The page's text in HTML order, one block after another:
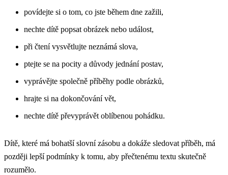
povídejte si o tom, co jste během dne zažili,
nechte dítě popsat obrázek nebo událost,
při čtení vysvětlujte neznámá slova,
ptejte se na pocity a důvody jednání postav,
vyprávějte společně příběhy podle obrázků,
hrajte si na dokončování vět,
nechte dítě převyprávět oblíbenou pohádku.
Dítě, které má bohatší slovní zásobu a dokáže sledovat příběh, má
později lepší podmínky k tomu, aby přečtenému textu skutečně
rozumělo.